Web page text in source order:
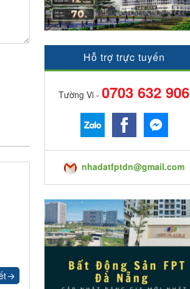
Hỗ trợ trực tuyến
Tường Vi - 0703 632 906
nhadatfptdn@gmail.com